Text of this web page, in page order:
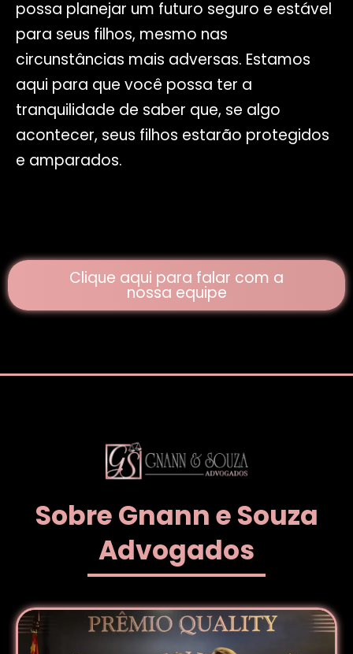
possa planejar um futuro seguro e estável
para seus filhos, mesmo nas
circunstâncias mais adversas. Estamos
aqui para que você possa ter a
tranquilidade de saber que, se algo
acontecer, seus filhos estarão protegidos
e amparados.
Clique aqui para falar com a
nossa equipe
Sobre Gnann e Souza
Advogados